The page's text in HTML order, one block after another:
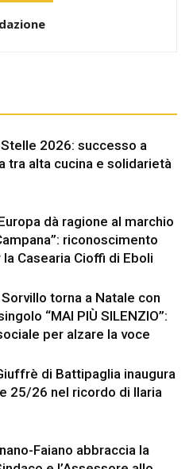
2026: successo a
tra alta cucina e solidarietà
dà ragione al marchio
riconoscimento
la Casearia Cioffi di Eboli
torna a Natale con
“MAI PIÙ SILENZIO”:
per alzare la voce
di Battipaglia inaugura
25/26 nel ricordo di Ilaria
Faiano abbraccia la